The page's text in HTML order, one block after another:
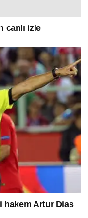
canlı izle
hakem Artur Dias